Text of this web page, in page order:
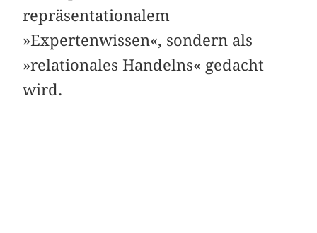
repräsentationalem
»Expertenwissen«, sondern als
»relationales Handelns« gedacht
wird.